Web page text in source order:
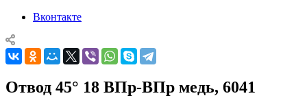
Вконтакте
Отвод 45° 18 ВПр-ВПр медь, 6041